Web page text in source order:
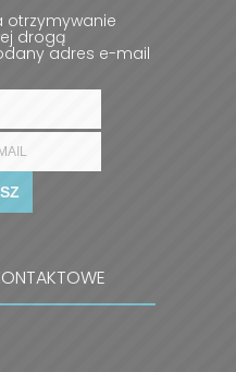
otrzymywanie
drogą
adres e-mail